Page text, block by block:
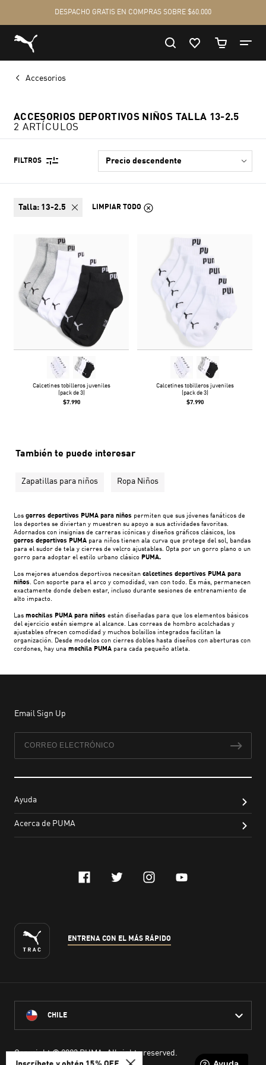
Accesorios
ACCESORIOS DEPORTIVOS NIÑOS TALLA 13-2.5
2 ARTÍCULOS
FILTROS
talla: 13-2.5 LIMPIAR TODO
Calcetines tobilleros juveniles
(pack de 3)
$7.990
Calcetines tobilleros juveniles
(pack de 3)
$7.990
También te puede interesar
Zapatillas para niños Ropa Niños
Los gorros deportivos PUMA para niños permiten que sus jóvenes fanáticos de
los deportes se diviertan y muestren su apoyo a sus actividades favoritas.
Adornados con insignias de carreras icónicas y diseños gráficos clásicos, los
gorros deportivos PUMA para niños tienen ala curva que protege del sol, bandas
para el sudor de tela y cierres de velcro ajustables. Opta por un gorro plano o un
gorro para adoptar el estilo urbano clásico PUMA.
Los mejores atuendos deportivos necesitan calcetines deportivos PUMA para
niños. Con soporte para el arco y comodidad, van con todo. Es más, permanecen
exactamente donde deben estar, incluso durante sesiones de entrenamiento de
alto impacto.
Las mochilas PUMA para niños están diseñadas para que los elementos básicos
del ejercicio estén siempre al alcance. Las correas de hombro acolchadas y
ajustables ofrecen comodidad y muchos bolsillos integrados facilitan la
organización. Desde modelos con cierres dobles hasta diseños con aberturas con
cordones, hay una mochila PUMA para cada pequeño atleta.